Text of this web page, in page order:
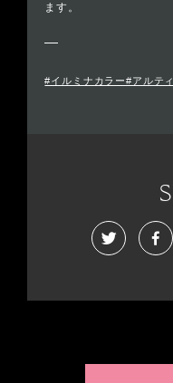
ます。
#イルミナカラー#アルテ